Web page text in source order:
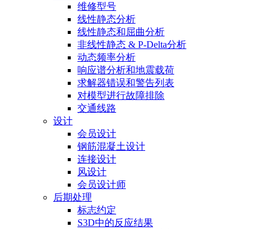
维修型号
线性静态分析
线性静态和屈曲分析
非线性静态 & P-Delta分析
动态频率分析
响应谱分析和地震载荷
求解器错误和警告列表
对模型进行故障排除
交通线路
设计
会员设计
钢筋混凝土设计
连接设计
风设计
会员设计师
后期处理
标志约定
S3D中的反应结果